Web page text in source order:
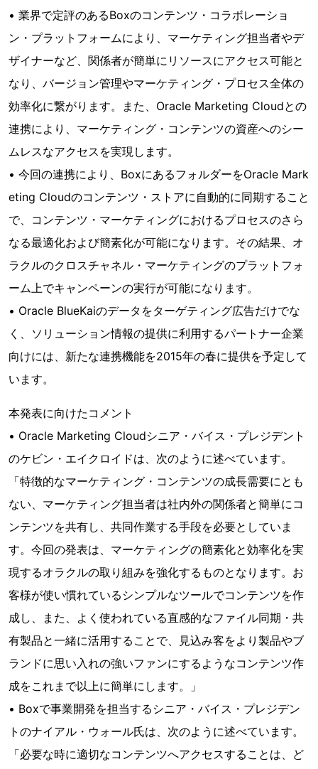
• 業界で定評のあるBoxのコンテンツ・コラボレーショ
ン・プラットフォームにより、マーケティング担当者やデ
ザイナーなど、関係者が簡単にリソースにアクセス可能と
なり、バージョン管理やマーケティング・プロセス全体の
効率化に繋がります。また、Oracle Marketing Cloudとの
連携により、マーケティング・コンテンツの資産へのシー
ムレスなアクセスを実現します。
• 今回の連携により、BoxにあるフォルダーをOracle Mark
eting Cloudのコンテンツ・ストアに自動的に同期すること
で、コンテンツ・マーケティングにおけるプロセスのさら
なる最適化および簡素化が可能になります。その結果、オ
ラクルのクロスチャネル・マーケティングのプラットフォ
ーム上でキャンペーンの実行が可能になります。
• Oracle BlueKaiのデータをターゲティング広告だけでな
く、ソリューション情報の提供に利用するパートナー企業
向けには、新たな連携機能を2015年の春に提供を予定して
います。
本発表に向けたコメント
• Oracle Marketing Cloudシニア・バイス・プレジデント
のケビン・エイクロイドは、次のように述べています。
「特徴的なマーケティング・コンテンツの成長需要にとも
ない、マーケティング担当者は社内外の関係者と簡単にコ
ンテンツを共有し、共同作業する手段を必要としていま
す。今回の発表は、マーケティングの簡素化と効率化を実
現するオラクルの取り組みを強化するものとなります。お
客様が使い慣れているシンプルなツールでコンテンツを作
成し、また、よく使われている直感的なファイル同期・共
有製品と一緒に活用することで、見込み客をより製品やブ
ランドに思い入れの強いファンにするようなコンテンツ作
成をこれまで以上に簡単にします。」
• Boxで事業開発を担当するシニア・バイス・プレジデン
トのナイアル・ウォール氏は、次のように述べています。
「必要な時に適切なコンテンツへアクセスすることは、ど